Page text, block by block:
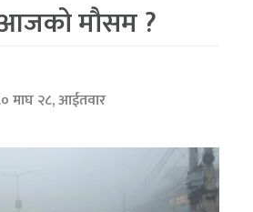
मौसम ?
माघ २८, आईतवार